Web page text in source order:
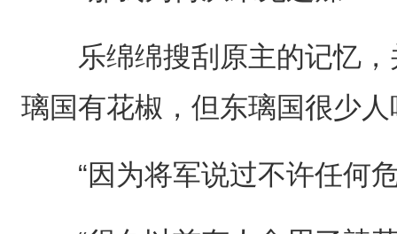
乐绵绵搜刮原主的记忆，
璃国有花椒，但东璃国很少人
“因为将军说过不许任何危